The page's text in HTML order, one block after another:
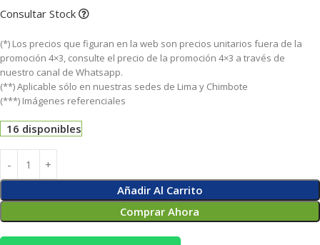
Consultar Stock
(*) Los precios que figuran en la web son precios unitarios fuera de la
promoción 4×3, consulte el precio de la promoción 4×3 a través de
nuestro canal de Whatsapp.
(**) Aplicable sólo en nuestras sedes de Lima y Chimbote
(***) Imágenes referenciales
16 disponibles
Añadir Al Carrito
Comprar Ahora